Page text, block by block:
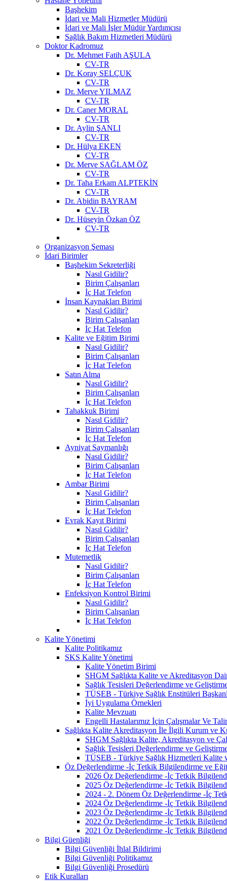
Başhekim
İdari ve Mali Hizmetler Müdürü
İdari ve Mali İşler Müdür Yardımcısı
Sağlık Bakım Hizmetleri Müdürü
Doktor Kadromuz
Dr. Mehmet Fatih AŞULA
CV-TR
Dr. Koray SELÇUK
CV-TR
Dr. Merve YILMAZ
CV-TR
Dr. Caner MORAL
CV-TR
Dr. Aylin ŞANLI
CV-TR
Dr. Hülya EKEN
CV-TR
Dr. Merve SAĞLAM ÖZ
CV-TR
Dr. Taha Erkam ALPTEKİN
CV-TR
Dr. Abidin BAYRAM
CV-TR
Dr. Hüseyin Özkan ÖZ
CV-TR
Organizasyon Şeması
İdari Birimler
Başhekim Sekreterliği
Nasıl Gidilir?
Birim Çalışanları
İç Hat Telefon
İnsan Kaynakları Birimi
Nasıl Gidilir?
Birim Çalışanları
İç Hat Telefon
Kalite ve Eğitim Birimi
Nasıl Gidilir?
Birim Çalışanları
İç Hat Telefon
Satın Alma
Nasıl Gidilir?
Birim Çalışanları
İç Hat Telefon
Tahakkuk Birimi
Nasıl Gidilir?
Birim Çalışanları
İç Hat Telefon
Ayniyat Saymanlığı
Nasıl Gidilir?
Birim Çalışanları
İç Hat Telefon
Ambar Birimi
Nasıl Gidilir?
Birim Çalışanları
İç Hat Telefon
Evrak Kayıt Birimi
Nasıl Gidilir?
Birim Çalışanları
İç Hat Telefon
Mutemetlik
Nasıl Gidilir?
Birim Çalışanları
İç Hat Telefon
Enfeksiyon Kontrol Birimi
Nasıl Gidilir?
Birim Çalışanları
İç Hat Telefon
Kalite Yönetimi
Kalite Politikamız
SKS Kalite Yönetimi
Kalite Yönetim Birimi
SHGM Sağlıkta Kalite ve Akreditasyon
Sağlık Tesisleri Değerlendirme ve
TÜSEB - Türkiye Sağlık Enstitüleri
İyi Uygulama Örnekleri
Kalite Mevzuatı
Engelli Hastalarımız İçin Çalışmalar Ve
Sağlıkta Kalite Akreditasyon İle İlgili Kurum ve
SHGM Sağlıkta Kalite, Akreditasyon ve
Sağlık Tesisleri Değerlendirme ve
TÜSEB - Türkiye Sağlık Hizmetleri Kalite
Öz Değerlendirme -İç Tetkik Bilgilendirme ve
2026 Öz Değerlendirme -İç Tetkik
2025 Öz Değerlendirme -İç Tetkik
2024 - 2. Dönem Öz Değerlendirme -İç
2024 Öz Değerlendirme -İç Tetkik
2023 Öz Değerlendirme -İç Tetkik
2022 Öz Değerlendirme -İç Tetkik
2021 Öz Değerlendirme -İç Tetkik
Bilgi Güenliği
Bilgi Güvenliği İhlal Bildirimi
Bilgi Güvenliği Politikamız
Bilgi Güvenliği Prosedürü
Etik Kuralları